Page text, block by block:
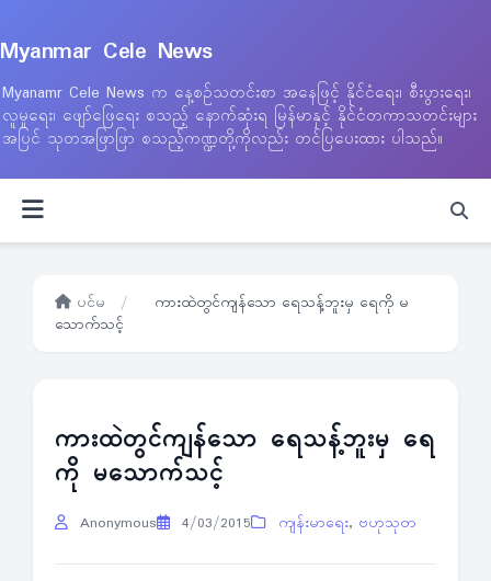
Myanmar Cele News
Myanamr Cele News က နေ့စဉ်သတင်းစာ အနေဖြင့် နိုင်ငံရေး၊ စီးပွားရေး၊
လူမှုရေး၊ ဖျော်ဖြေရေး စသည့် နောက်ဆုံးရ မြန်မာနှင့် နိုင်ငံတကာသတင်းများ
အပြင် သုတအဖြာဖြာ စသည့်ကဏ္ဍတို့ကိုလည်း တင်ပြပေးထား ပါသည်။
ပင်မ /
ကားထဲတွင်ကျန်သော ရေသန့်ဘူးမှ ရေကို မ
သောက်သင့်
ကားထဲတွင်ကျန်သော ရေသန့်ဘူးမှ ရေ
ကို မသောက်သင့်
Anonymous 4/03/2015 ကျန်းမာရေး, ဗဟုသုတ